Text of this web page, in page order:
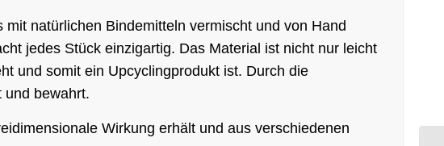
natürlichen Bindemitteln vermischt und von Hand
jedes Stück einzigartig. Das Material ist nicht nur leicht
und somit ein Upcyclingprodukt ist. Durch die
und bewahrt.
Wirkung erhält und aus verschiedenen